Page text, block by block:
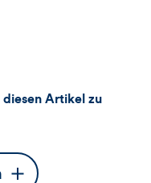
diesen Artikel zu